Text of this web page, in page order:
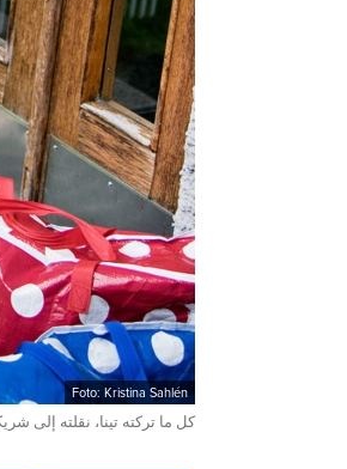
Foto: Kristina Sahlén
كل ما تركته تينا، نقلته إلى